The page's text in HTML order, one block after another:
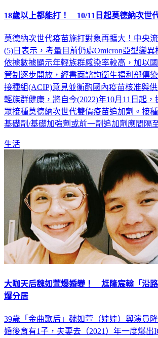
18歲以上都能打！ 10/11日起莫德納次世
莫德納次世代疫苗施打對象再擴大！中央
(5)日表示，考量目前仍處Omicron亞型變異
依據數據顯示年輕族群感染率較高，加以
管制逐步開放，經書面諮詢衛生福利部傳
接種組(ACIP)意見並衡酌國內疫苗核准與
輕族群健康，將自今(2022)年10月11日起，
眾接種莫德納次世代雙價疫苗追加劑。接
基礎劑/基礎加強劑或前一劑追加劑應間隔
生活
大咖天后魏如萱爆婚變！ 尪隆宸翰「沿
爆分居
39歲「金曲歌后」魏如萱（娃娃）與演員隆
婚後育有1子，夫妻去（2021）年一度爆出